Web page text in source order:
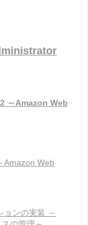
～Amazon Web
Amazon Web
ョンの実装 ～